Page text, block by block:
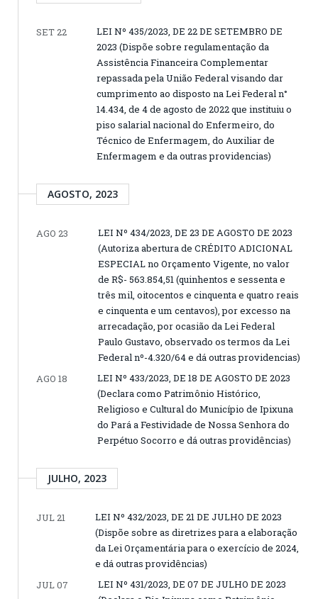
SET 22
LEI Nº 435/2023, DE 22 DE SETEMBRO DE
2023 (Dispõe sobre regulamentação da
Assistência Financeira Complementar
repassada pela União Federal visando dar
cumprimento ao disposto na Lei Federal n°
14.434, de 4 de agosto de 2022 que instituiu o
piso salarial nacional do Enfermeiro, do
Técnico de Enfermagem, do Auxiliar de
Enfermagem e da outras providencias)
AGOSTO, 2023
AGO 23
LEI Nº 434/2023, DE 23 DE AGOSTO DE 2023
(Autoriza abertura de CRÉDITO ADICIONAL
ESPECIAL no Orçamento Vigente, no valor
de R$- 563.854,51 (quinhentos e sessenta e
três mil, oitocentos e cinquenta e quatro reais
e cinquenta e um centavos), por excesso na
arrecadação, por ocasião da Lei Federal
Paulo Gustavo, observado os termos da Lei
Federal nº-4.320/64 e dá outras providencias)
AGO 18
LEI Nº 433/2023, DE 18 DE AGOSTO DE 2023
(Declara como Patrimônio Histórico,
Religioso e Cultural do Município de Ipixuna
do Pará a Festividade de Nossa Senhora do
Perpétuo Socorro e dá outras providências)
JULHO, 2023
JUL 21
LEI Nº 432/2023, DE 21 DE JULHO DE 2023
(Dispõe sobre as diretrizes para a elaboração
da Lei Orçamentária para o exercício de 2024,
e dá outras providências)
JUL 07
LEI Nº 431/2023, DE 07 DE JULHO DE 2023